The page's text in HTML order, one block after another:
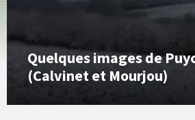
Quelques images de
(Calvinet et Mourjou)